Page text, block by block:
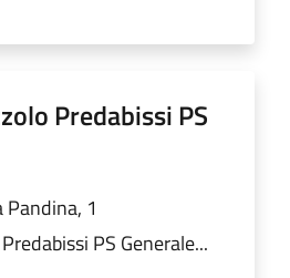
Predabissi PS
Pandina, 1
PS Generale...